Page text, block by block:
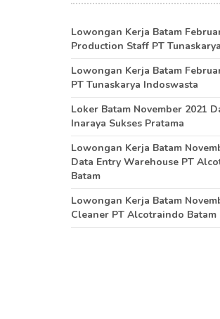
Lowongan Kerja Batam
Production Staff PT
Lowongan Kerja Batam
PT Tunaskarya Indoswasta
Loker Batam November 2021
Inaraya Sukses Pratama
Lowongan Kerja Batam
Data Entry Warehouse PT
Batam
Lowongan Kerja Batam
Cleaner PT Alcotraindo Batam